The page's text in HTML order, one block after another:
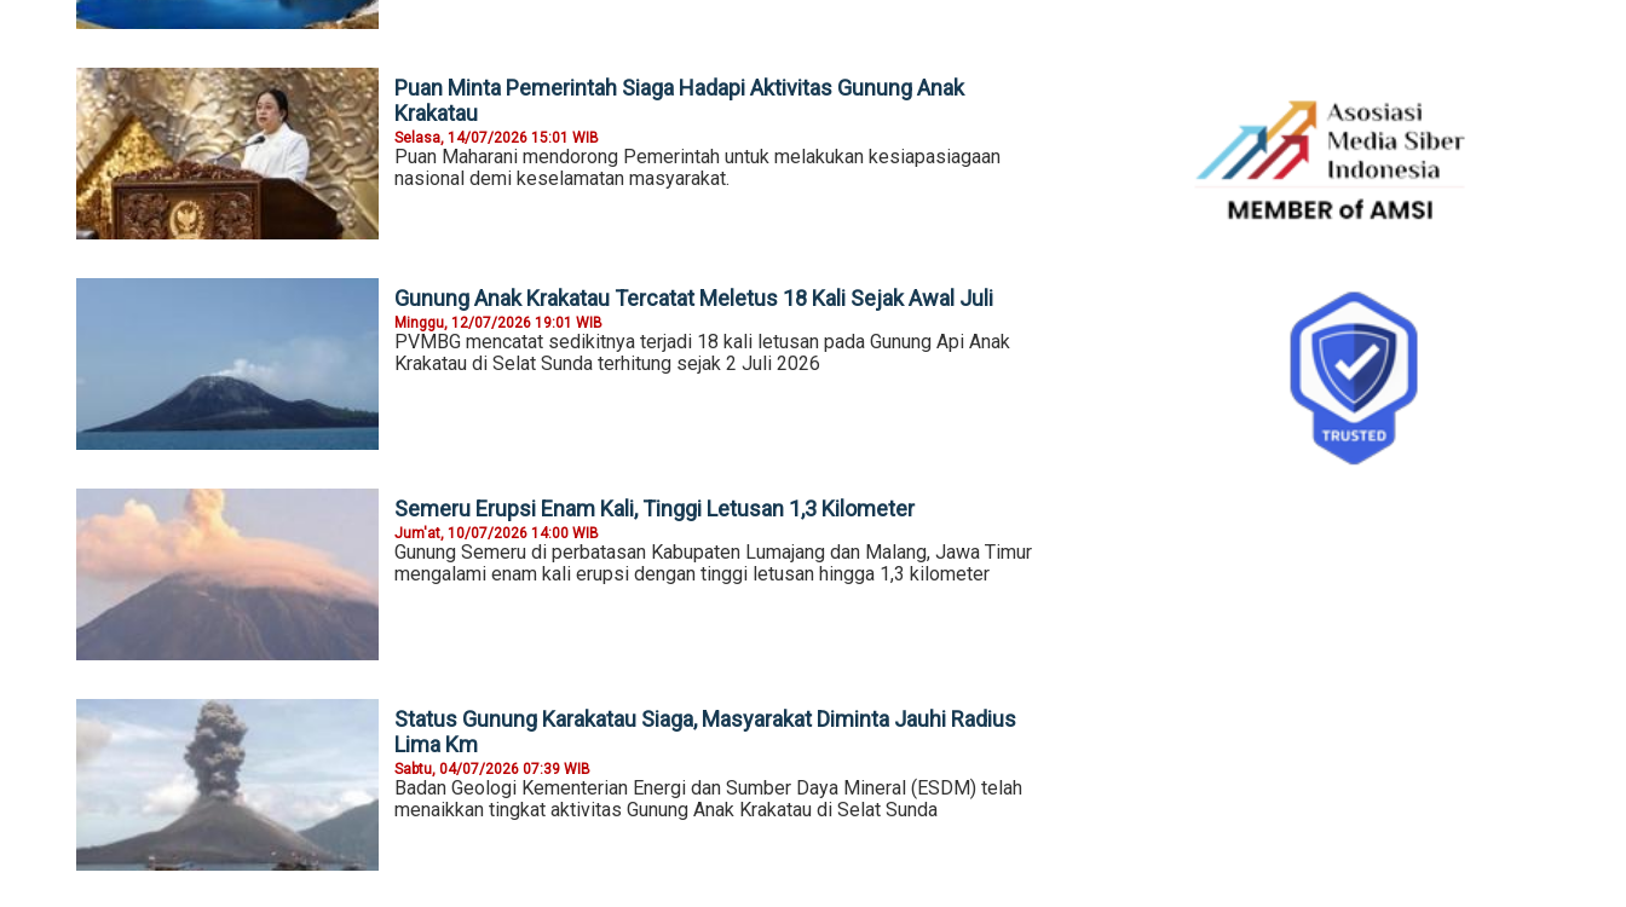
Puan Minta Pemerintah Siaga Hadapi Aktivitas Gunung Anak
Krakatau
Selasa, 14/07/2026 15:01 WIB
Puan Maharani mendorong Pemerintah untuk melakukan kesiapasiagaan
nasional demi keselamatan masyarakat.
Gunung Anak Krakatau Tercatat Meletus 18 Kali Sejak Awal Juli
Minggu, 12/07/2026 19:01 WIB
PVMBG mencatat sedikitnya terjadi 18 kali letusan pada Gunung Api Anak
Krakatau di Selat Sunda terhitung sejak 2 Juli 2026
Semeru Erupsi Enam Kali, Tinggi Letusan 1,3 Kilometer
Jum'at, 10/07/2026 14:00 WIB
Gunung Semeru di perbatasan Kabupaten Lumajang dan Malang, Jawa Timur
mengalami enam kali erupsi dengan tinggi letusan hingga 1,3 kilometer
Status Gunung Karakatau Siaga, Masyarakat Diminta Jauhi Radius
Lima Km
Sabtu, 04/07/2026 07:39 WIB
Badan Geologi Kementerian Energi dan Sumber Daya Mineral (ESDM) telah
menaikkan tingkat aktivitas Gunung Anak Krakatau di Selat Sunda